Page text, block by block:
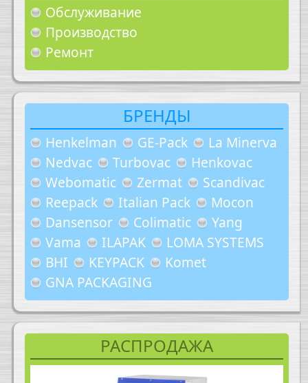
Обслуживание
Производство
Ремонт
БРЕНДЫ
Henkelman GE-Pack
La Minerva
Nedvac
Turbovac
Henkovac
Webomatic
Zermat
Scandivac
Reepack
Italian Pack
Mocon
Dansensor
Colimatic
Yang
Vama
ILAPAK
LOMA SYSTEMS
BHI
KEYPACK
Komet
GNA PACKAGING
РАСПРОДАЖА